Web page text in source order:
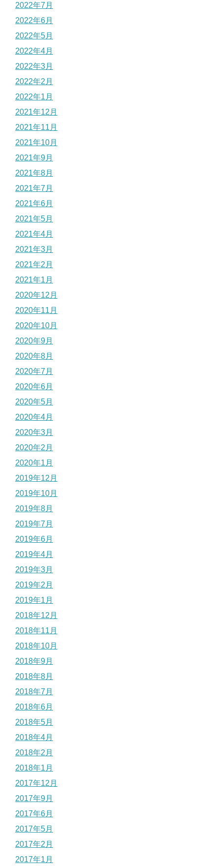
2022年7月
2022年6月
2022年5月
2022年4月
2022年3月
2022年2月
2022年1月
2021年12月
2021年11月
2021年10月
2021年9月
2021年8月
2021年7月
2021年6月
2021年5月
2021年4月
2021年3月
2021年2月
2021年1月
2020年12月
2020年11月
2020年10月
2020年9月
2020年8月
2020年7月
2020年6月
2020年5月
2020年4月
2020年3月
2020年2月
2020年1月
2019年12月
2019年10月
2019年8月
2019年7月
2019年6月
2019年4月
2019年3月
2019年2月
2019年1月
2018年12月
2018年11月
2018年10月
2018年9月
2018年8月
2018年7月
2018年6月
2018年5月
2018年4月
2018年2月
2018年1月
2017年12月
2017年9月
2017年6月
2017年5月
2017年2月
2017年1月